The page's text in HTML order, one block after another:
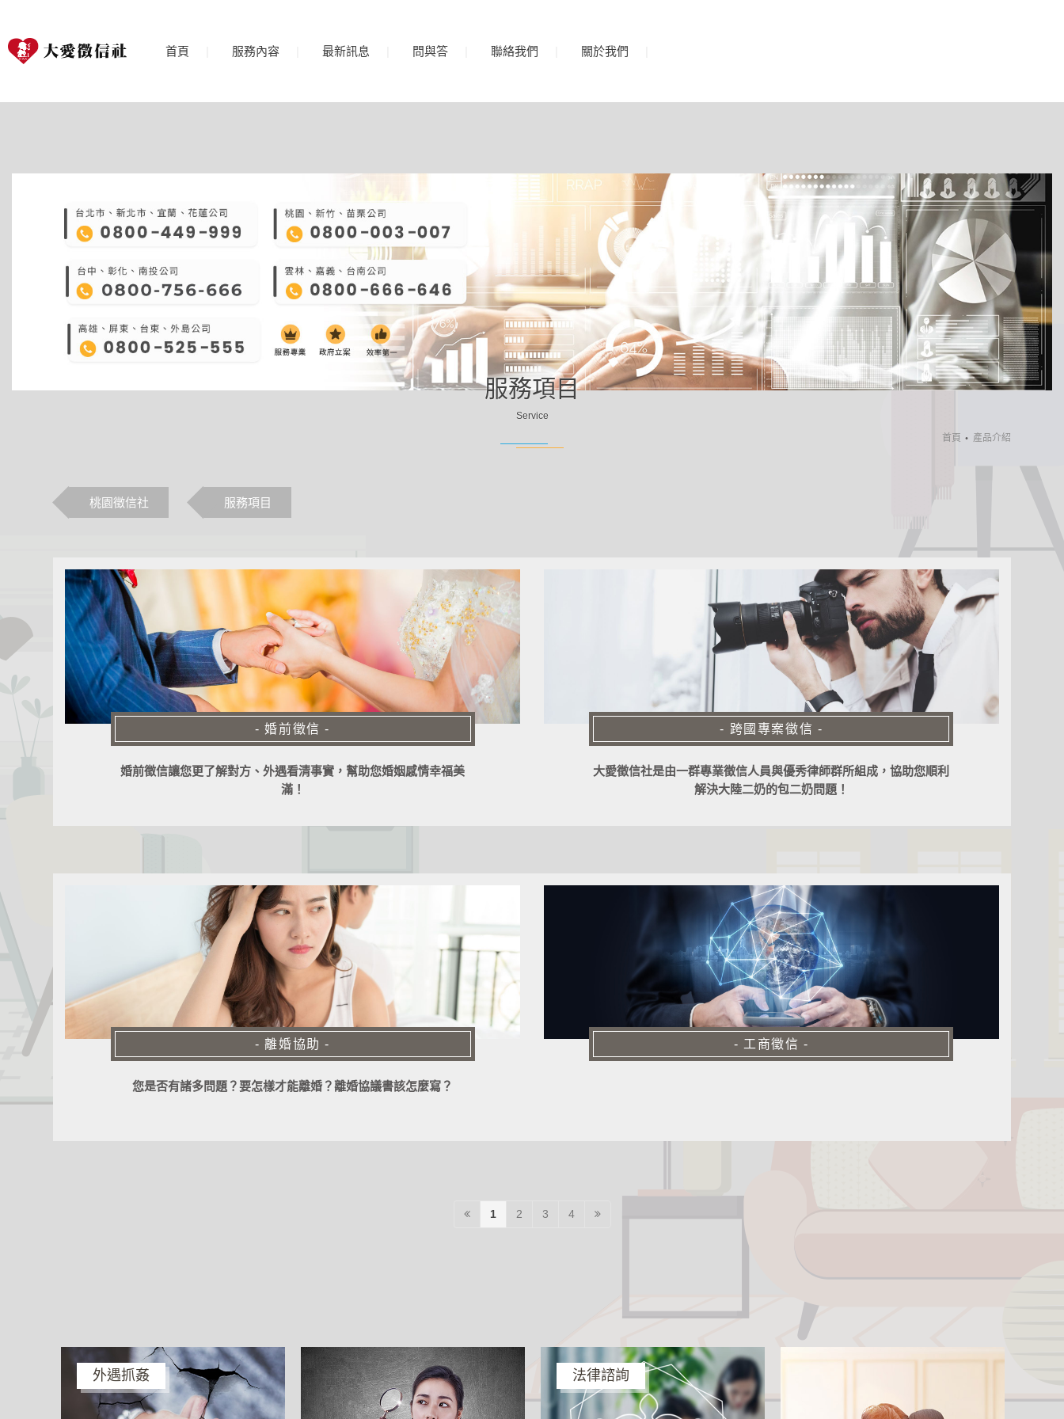
首頁 服務內容 最新訊息 問與答 聯絡我們 關於我們
服務項目
Service
首頁
產品介紹
桃園徵信社 服務項目
- 婚前徵信 -
婚前徵信讓您更了解對方、外遇看清事實，幫助您婚姻感情幸福美
滿！
- 跨國專案徵信 -
大愛徵信社是由一群專業徵信人員與優秀律師群所組成，協助您順利
解決大陸二奶的包二奶問題！
- 離婚協助 -
您是否有諸多問題？要怎樣才能離婚？離婚協議書該怎麼寫？
- 工商徵信 -
1 2 3 4
外遇抓姦 法律諮詢